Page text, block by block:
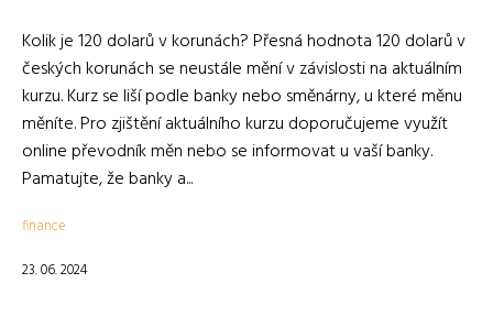
Kolik je 120 dolarů v korunách? Přesná hodnota 120 dolarů v
českých korunách se neustále mění v závislosti na aktuálním
kurzu. Kurz se liší podle banky nebo směnárny, u které měnu
měníte. Pro zjištění aktuálního kurzu doporučujeme využít
online převodník měn nebo se informovat u vaší banky.
Pamatujte, že banky a...
finance
23. 06. 2024